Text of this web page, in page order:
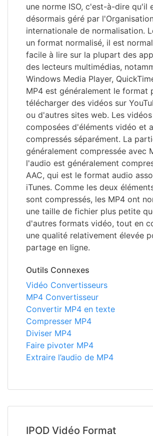
une norme ISO, c'est-à-dire qu'il
désormais géré par
internationale de normalisation.
un format normalisé, il est
facile à lire sur la plupart des
des lecteurs multimédias,
Windows Media Player,
MP4 est généralement le format
télécharger des vidéos sur
ou d'autres sites web. Les
composées d'éléments vidéo et
compressés séparément. La
généralement compressée avec
l'audio est généralement
AAC, qui est le format audio
iTunes. Comme les deux
sont compressés, les MP4 ont
une taille de fichier plus petite
d'autres formats vidéo, tout en
une qualité relativement élevée
partage en ligne.
Outils Connexes
Vidéo Convertisseurs
MP4 Convertisseur
Convertir MP4 en texte
Compresser MP4
Diviser MP4
Faire pivoter MP4
Extraire l’audio de MP4
IPOD Vidéo Format